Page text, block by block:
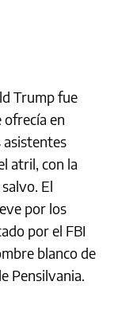
Trump fue
ofrecía en
asistentes
atril, con la
El
por los
por el FBI
blanco de
Pensilvania.